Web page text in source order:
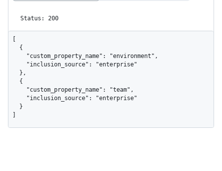
Status: 200